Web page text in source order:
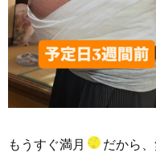
もうすぐ満月
だから